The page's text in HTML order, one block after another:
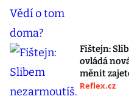
Fištejn:
ovládá
měnit
Reflex.cz